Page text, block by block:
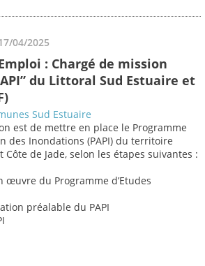
04/2025
: Chargé de mission
du Littoral Sud Estuaire et
Sud Estuaire
est de mettre en place le Programme
des Inondations (PAPI) du territoire
de Jade, selon les étapes suivantes :
œuvre du Programme d’Etudes
préalable du PAPI